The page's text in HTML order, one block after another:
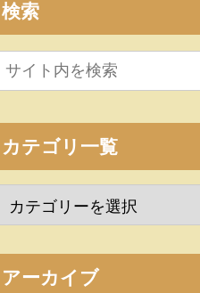
検索
カテゴリ一覧
アーカイブ